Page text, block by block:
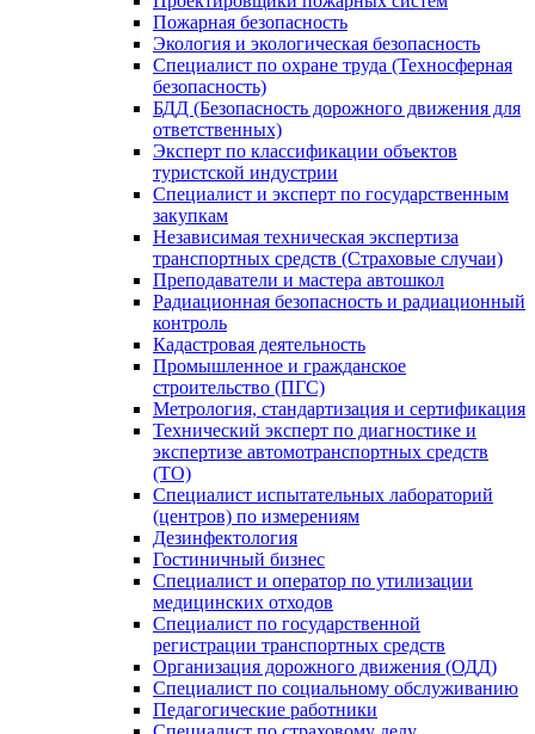
Пожарная безопасность
Экология и экологическая безопасность
Специалист по охране труда (Техносферная
безопасность)
БДД (Безопасность дорожного движения для
ответственных)
Эксперт по классификации объектов
туристской индустрии
Специалист и эксперт по государственным
закупкам
Независимая техническая экспертиза
транспортных средств (Страховые случаи)
Преподаватели и мастера автошкол
Радиационная безопасность и радиационный
контроль
Кадастровая деятельность
Промышленное и гражданское
строительство (ПГС)
Метрология, стандартизация и сертификация
Технический эксперт по диагностике и
экспертизе автомотранспортных средств
(ТО)
Специалист испытательных лабораторий
(центров) по измерениям
Дезинфектология
Гостиничный бизнес
Специалист и оператор по утилизации
медицинских отходов
Специалист по государственной
регистрации транспортных средств
Организация дорожного движения (ОДД)
Специалист по социальному обслуживанию
Педагогические работники